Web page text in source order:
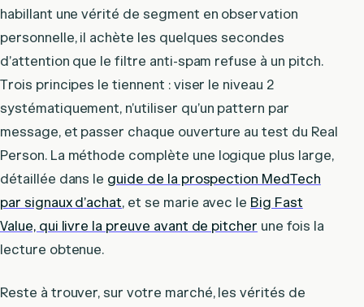
habillant une vérité de segment en observation
personnelle, il achète les quelques secondes
d’attention que le filtre anti-spam refuse à un pitch.
Trois principes le tiennent : viser le niveau 2
systématiquement, n’utiliser qu’un pattern par
message, et passer chaque ouverture au test du Real
Person. La méthode complète une logique plus large,
détaillée dans le guide de la prospection MedTech
par signaux d’achat, et se marie avec le Big Fast
Value, qui livre la preuve avant de pitcher une fois la
lecture obtenue.
Reste à trouver, sur votre marché, les vérités de